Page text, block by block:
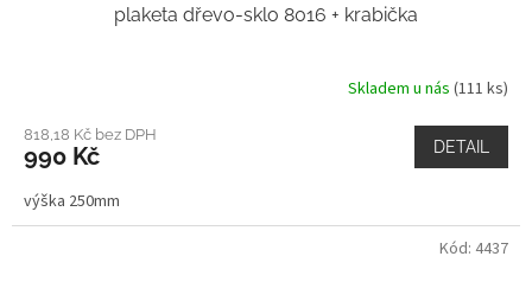
plaketa dřevo-sklo 8016 + krabička
Skladem u nás (111 ks)
818,18 Kč bez DPH
990 Kč DETAIL
výška 250mm
Kód: 4437